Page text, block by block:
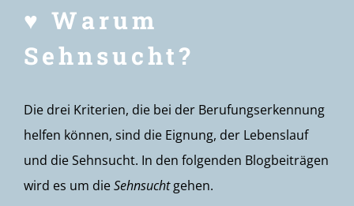
♥ Warum
Sehnsucht?
Die drei Kriterien, die bei der Berufungserkennung
helfen können, sind die Eignung, der Lebenslauf
und die Sehnsucht. In den folgenden Blogbeiträgen
wird es um dieSehnsuchtgehen.